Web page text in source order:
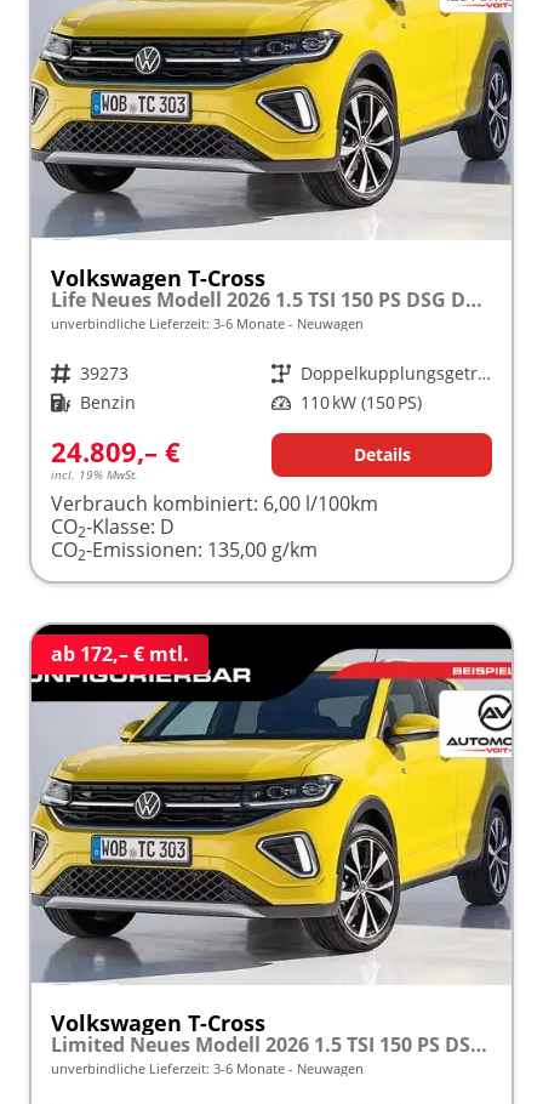
Volkswagen T-Cross
Life Neues Modell 2026 1.5 TSI 150 PS DSG DSG/AUTOMATIK, 16" Alu, Parksensoren vo/hi, LED-Scheinwerfer, Radio Composition 8", App-Connect, Klima, M-Lederlenkrad, Digitales Cockpit, Müdigkeitserkennung, Dachreling, Lane Assist, Armlehne vorn
unverbindliche Lieferzeit: 3-6 Monate Neuwagen
Fahrzeugnr. 39273 Getriebe
Doppelkupplungsgetriebe (DSG)
Kraftstoff Benzin Leistung 110 kW (150 PS)
24.809,– €
incl. 19% MwSt.
Details
Verbrauch kombiniert: 6,00 l/100km
CO2-Klasse: D
CO2-Emissionen: 135,00 g/km
ab 172,– € mtl.
Volkswagen T-Cross
Limited Neues Modell 2026 1.5 TSI 150 PS DSG 17" Kamera, Alu, Parksensoren vo/hi, LED-Scheinwerfer, Radio Composition 8", App-Connect, Klima, M-Lederlenkrad, Digitales Cockpit, Müdigkeitserkennung, Dachreling, Lane Assist, Armlehne vorn
unverbindliche Lieferzeit: 3-6 Monate Neuwagen